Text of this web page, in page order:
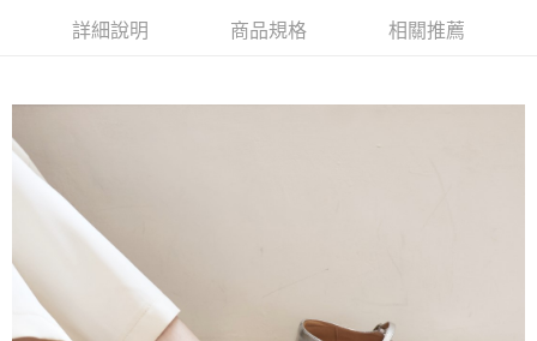
便利好安心！
１．於結帳方式選擇「AFTEE先享後付」後，將跳轉至「AFTEE先享後付」
結帳頁面，進行簡訊認證並確認金額後，即可完成結帳。
２．訂單成立數日內，您將收到繳費通知簡訊。
３．收到繳費通知簡訊後14天內，點擊此簡訊中的連結，可透過四大超商／
ATM／網路銀行／等多元方式進行付款，方視為交易完成。
※ 請注意：結帳手續完成當下不需立刻繳費，但若您需要取消訂單，請聯絡
購買商品的店家。未經商家同意取消之訂單仍視為有效，需透過AFTEE先享
後付繳納相關費用。
※ 交易是否成功請以「AFTEE先享後付 」之結帳頁面顯示為準，若有關於
付款後全家取貨
每筆NT$60，滿NT$800(含以上)免運費
7-11取貨付款
每筆NT$60，滿NT$800(含以上)免運費
付款後7-11取貨
詳細說明 商品規格 相關推薦